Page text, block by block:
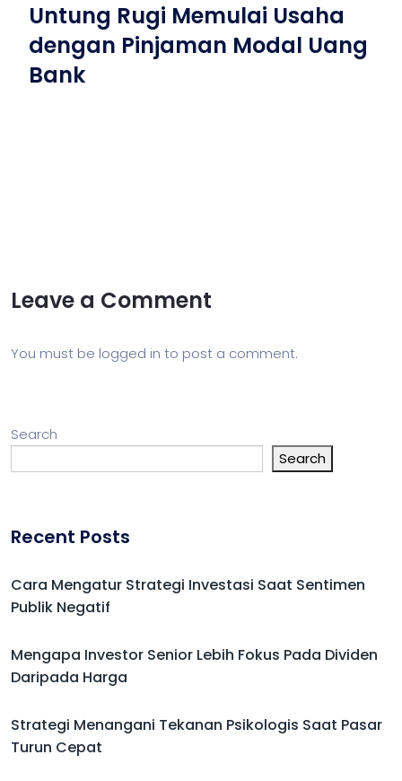
Untung Rugi Memulai Usaha
dengan Pinjaman Modal Uang
Bank
Leave a Comment
You must be logged in to post a comment.
Search
Search
Recent Posts
Cara Mengatur Strategi Investasi Saat Sentimen
Publik Negatif
Mengapa Investor Senior Lebih Fokus Pada Dividen
Daripada Harga
Strategi Menangani Tekanan Psikologis Saat Pasar
Turun Cepat